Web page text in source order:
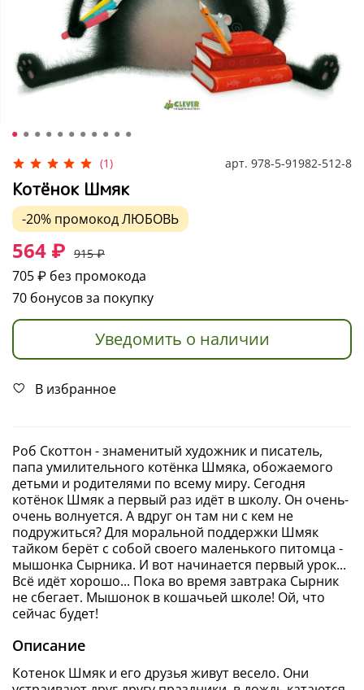
(1) арт. 978-5-91982-512-8
Котёнок Шмяк
-20% промокодЛЮБОВЬ
564 ₽ 915 ₽
705 ₽ без промокода
70 бонусов за покупку
Уведомить о наличии
В избранное
Роб Скоттон - знаменитый художник и писатель,
папа умилительного котёнка Шмяка, обожаемого
детьми и родителями по всему миру. Сегодня
котёнок Шмяк а первый раз идёт в школу. Он очень-
очень волнуется. А вдруг он там ни с кем не
подружиться? Для моральной поддержки Шмяк
тайком берёт с собой своего маленького питомца -
мышонка Сырника. И вот начинается первый урок...
Всё идёт хорошо... Пока во время завтрака Сырник
не сбегает. Мышонок в кошачьей школе! Ой, что
сейчас будет!
Описание
Котенок Шмяк и его друзья живут весело. Они